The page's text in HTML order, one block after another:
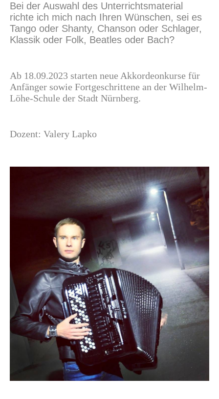
Bei der Auswahl des Unterrichtsmaterial
richte ich mich nach Ihren Wünschen, sei es
Tango oder Shanty, Chanson oder Schlager,
Klassik oder Folk, Beatles oder Bach?
Ab 18.09.2023 starten neue Akkordeonkurse für
Anfänger sowie Fortgeschrittene an der Wilhelm-
Löhe-Schule der Stadt Nürnberg.
Dozent: Valery Lapko